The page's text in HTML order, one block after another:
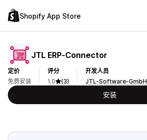
Shopify App Store
JTL ERP‑Connector
定价
免费安装
评分
1.0
(3)
开发人员
JTL-Software-GmbH
安装